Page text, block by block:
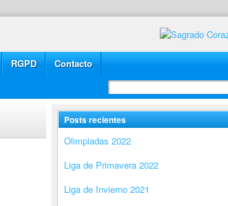
RGPD Contacto
Posts recientes
Olimpiadas 2022
Liga de Primavera 2022
Liga de Invierno 2021